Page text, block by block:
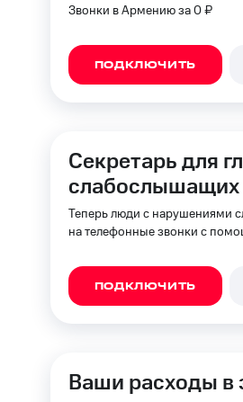
Звонки в Армению за 0 ₽
ПОДКЛЮЧИТЬ
Секретарь для
слабослышащих
Теперь люди с нарушениями
на телефонные звонки с
ПОДКЛЮЧИТЬ
Ваши расходы в